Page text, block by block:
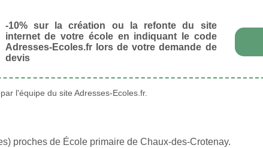
-10% sur la création ou la refonte du site
internet de votre école en indiquant le code
Adresses-Ecoles.fr lors de votre demande de
devis
l'équipe du site Adresses-Ecoles.fr.
proches de École primaire de Chaux-des-Crotenay.